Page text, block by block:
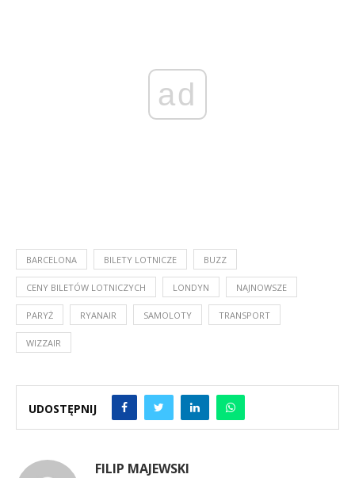
ad
BARCELONA BILETY LOTNICZE BUZZ
CENY BILETÓW LOTNICZYCH LONDYN NAJNOWSZE
PARYŻ RYANAIR SAMOLOTY TRANSPORT
WIZZAIR
UDOSTĘPNIJ
FILIP MAJEWSKI